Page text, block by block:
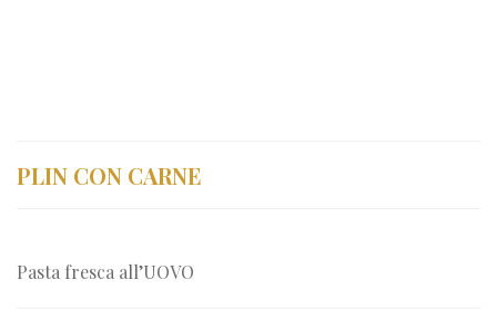
PLIN CON CARNE
Pasta fresca all’UOVO